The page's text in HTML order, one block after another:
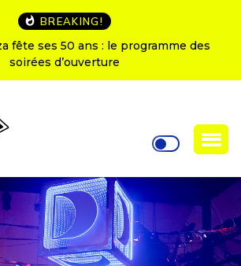
BREAKING!
fête ses 50 ans : le programme des
soirées d’ouverture